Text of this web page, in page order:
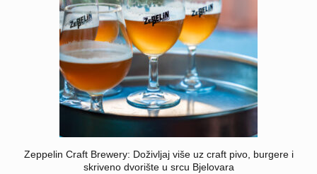
Zeppelin Craft Brewery: Doživljaj više uz craft pivo, burgere i
skriveno dvorište u srcu Bjelovara